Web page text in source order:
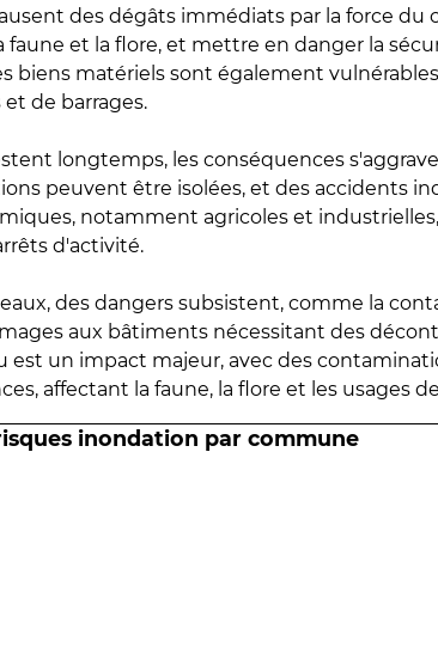
des dégâts immédiats par la force du
faune et la flore, et mettre en danger la
biens matériels sont également
de barrages.
longtemps, les conséquences
peuvent être isolées, et des accidents
notamment agricoles et
d'activité.
des dangers subsistent, comme la
aux bâtiments nécessitant des
est un impact majeur, avec des
affectant la faune, la flore et les usages
inondation par commune